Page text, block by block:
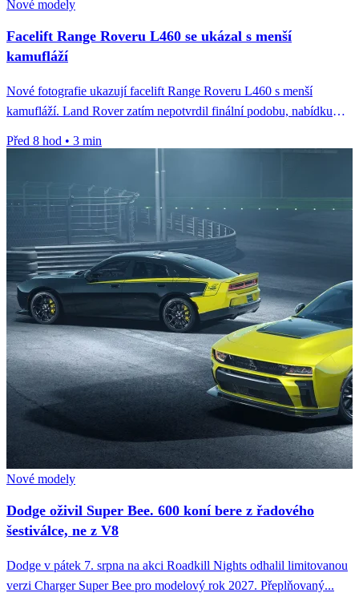
Nové modely
Facelift Range Roveru L460 se ukázal s menší
kamufláží
Nové fotografie ukazují facelift Range Roveru L460 s menší
kamufláží. Land Rover zatím nepotvrdil finální podobu, nabídku
Před 8 hod • 3 min
Nové modely
Dodge oživil Super Bee. 600 koní bere z řadového
šestiválce, ne z V8
Dodge v pátek 7. srpna na akci Roadkill Nights odhalil limitovanou
verzi Charger Super Bee pro modelový rok 2027. Přeplňovaný...